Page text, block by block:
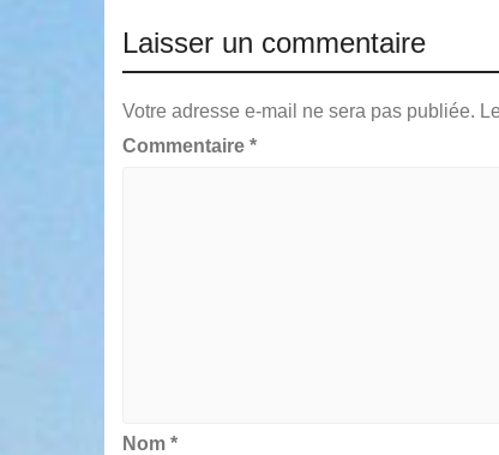
Laisser un commentaire
Votre adresse e-mail ne sera pas publiée.
Commentaire *
Nom *